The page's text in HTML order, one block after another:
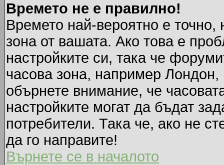
Времето не е правилно!
Времето най-вероятно е точно,
зона от вашата. Ако това е
настройките си, така че
часова зона, например
обърнете внимание, че
настройките могат да бъдат
потребители. Така че, ако не
да го направите!
Върнете се в началото